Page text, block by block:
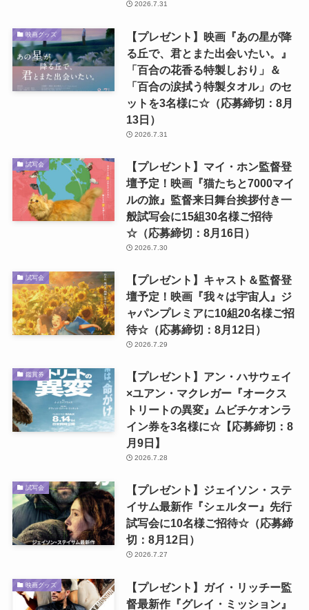
2026.7.31
映画グッズ
【プレゼント】映画『あの星が降
る丘で、君とまた出会いたい。』
「百合の花香る特製しおり」＆
「百合の涙拭う特製タオル」のセ
ットを3名様に☆（応募締切：8月
13日）
2026.7.31
試写会
【プレゼント】マイ・ホン監督登
壇予定！映画『猫たちと7000マイ
ルの旅』監督来日舞台挨拶付き一
般試写会に15組30名様ご招待
☆（応募締切：8月16日）
2026.7.30
試写会
【プレゼント】キャスト＆監督登
壇予定！映画『我々は宇宙人』ジ
ャパンプレミアに10組20名様ご招
待☆（応募締切：8月12日）
2026.7.29
鑑賞券
【プレゼント】アン・ハサウェイ
×ユアン・マクレガー『オークス
トリートの異変』ムビチケオンラ
イン券を3名様に☆【応募締切：8
月9日】
2026.7.28
試写会
【プレゼント】ジェイソン・ステ
イサム最新作『シェルター』先行
試写会に10名様ご招待☆（応募締
切：8月12日）
2026.7.27
映画グッズ
【プレゼント】ガイ・リッチー監
督最新作『グレイ・ミッション』